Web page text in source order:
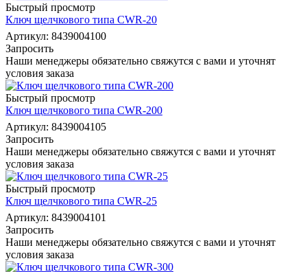
Быстрый просмотр
Ключ щелчкового типа CWR-20
Артикул: 8439004100
Запросить
Наши менеджеры обязательно свяжутся с вами и уточнят
условия заказа
Быстрый просмотр
Ключ щелчкового типа CWR-200
Артикул: 8439004105
Запросить
Наши менеджеры обязательно свяжутся с вами и уточнят
условия заказа
Быстрый просмотр
Ключ щелчкового типа CWR-25
Артикул: 8439004101
Запросить
Наши менеджеры обязательно свяжутся с вами и уточнят
условия заказа